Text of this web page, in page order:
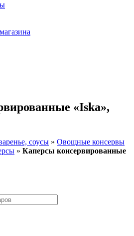
«Iska»,
соусы » Овощные консервы
» Каперсы консервированные